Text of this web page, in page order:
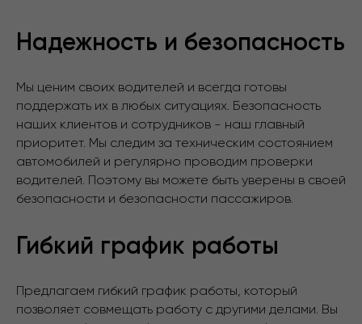
Надежность и безопасность
Мы ценим своих водителей и всегда готовы
поддержать их в любых ситуациях. Безопасность
наших клиентов и сотрудников - наш главный
приоритет. Мы следим за техническим состоянием
автомобилей и регулярно проводим проверки
водителей. Поэтому вы можете быть уверены в своей
безопасности и безопасности пассажиров.
Гибкий график работы
Предлагаем гибкий график работы, который
позволяет совмещать работу с другими делами. Вы